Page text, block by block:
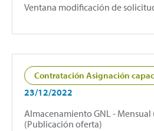
Ventana modificación de
Contratación Asignación
23/12/2022
Almacenamiento GNL - Mensual
(Publicación oferta)